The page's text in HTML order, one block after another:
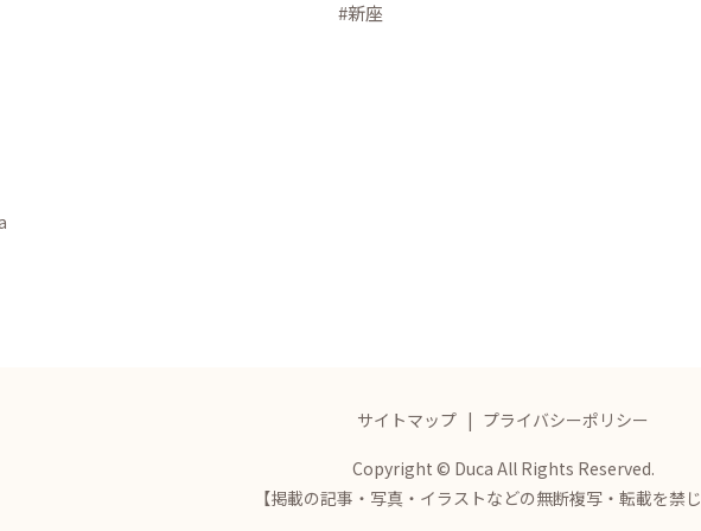
#新座
サイトマップ プライバシーポリシー
Copyright © Duca All Rights Reserved.
【掲載の記事・写真・イラストなどの無断複写・転載を禁じ